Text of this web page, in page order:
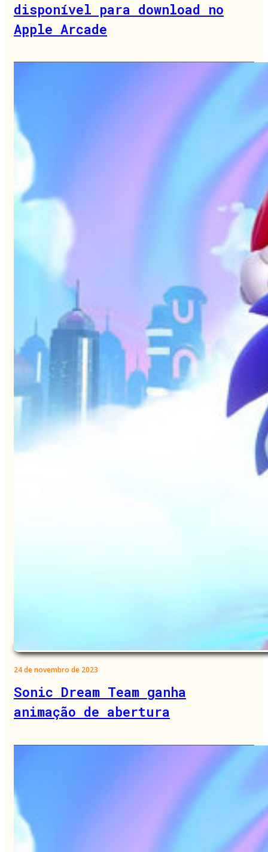
disponível para download no
Apple Arcade
24 de novembro de 2023
Sonic Dream Team ganha
animação de abertura